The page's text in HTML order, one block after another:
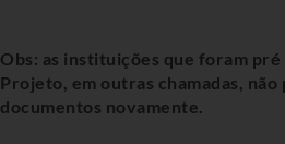
Obs: as instituições que foram
Projeto, em outras chamadas,
documentos novamente.